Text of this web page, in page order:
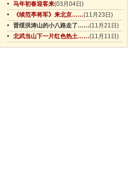
马年初春迎客来(03月04日)
《续范亭将军》来北京……(11月23日)
晋绥洪涛山的小八路走了……(11月21日)
北武当山下一片红色热土……(11月11日)